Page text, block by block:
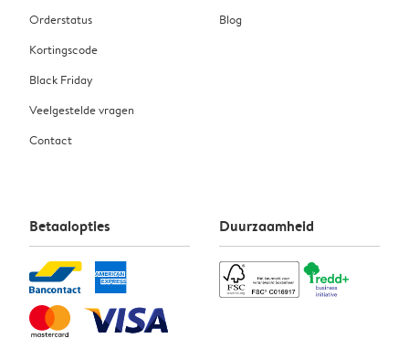
Orderstatus
Kortingscode
Black Friday
Veelgestelde vragen
Contact
Blog
Betaalopties Duurzaamheid